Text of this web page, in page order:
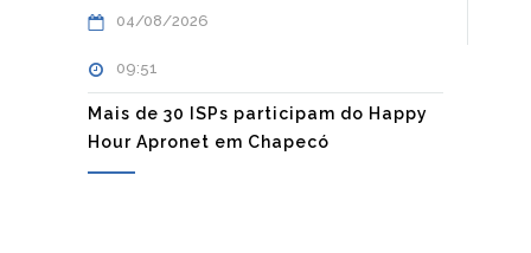
04/08/2026
09:51
Mais de 30 ISPs participam do Happy
Hour Apronet em Chapecó